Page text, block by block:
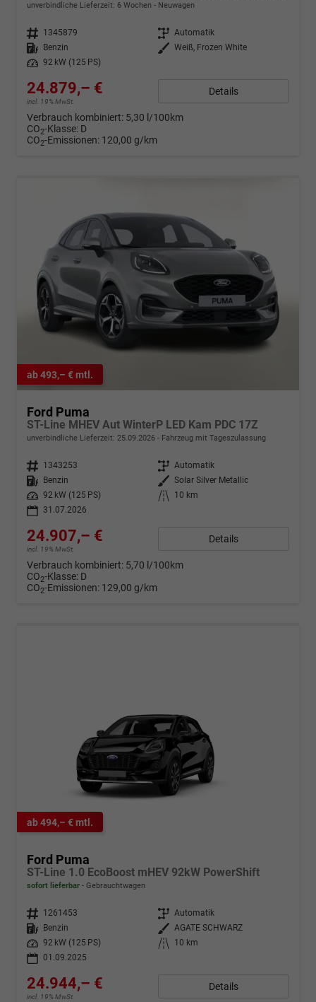
unverbindliche Lieferzeit: 6 Wochen Neuwagen
Fahrzeugnr. 1345879 Getriebe Automatik
Kraftstoff
Benzin Außenfarbe Weiß, Frozen White
Leistung
92 kW (125 PS)
24.879,– €
incl. 19% MwSt.
Details
Verbrauch kombiniert: 5,30 l/100km
CO2-Klasse: D
CO2-Emissionen: 120,00 g/km
ab 493,– € mtl.
Ford Puma
ST-Line MHEV Aut WinterP LED Kam PDC 17Z
unverbindliche Lieferzeit: 25.09.2026 Fahrzeug mit Tageszulassung
Fahrzeugnr. 1343253 Getriebe Automatik
Kraftstoff
Benzin Außenfarbe Solar Silver Metallic
Leistung
92 kW (125 PS) Kilometerstand
10 km
31.07.2026
24.907,– €
incl. 19% MwSt.
Details
Verbrauch kombiniert: 5,70 l/100km
CO2-Klasse: D
CO2-Emissionen: 129,00 g/km
ab 494,– € mtl.
Ford Puma
ST-Line 1.0 EcoBoost mHEV 92kW PowerShift
sofort lieferbar Gebrauchtwagen
Fahrzeugnr. 1261453 Getriebe Automatik
Kraftstoff
Benzin Außenfarbe AGATE SCHWARZ
Leistung
92 kW (125 PS) Kilometerstand
10 km
01.09.2025
24.944,– €
incl. 19% MwSt.
Details